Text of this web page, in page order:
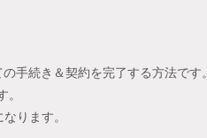
手続き＆契約を完了する方法です。
ります。